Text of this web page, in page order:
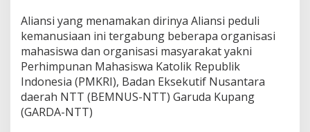
Aliansi yang menamakan dirinya Aliansi peduli
kemanusiaan ini tergabung beberapa organisasi
mahasiswa dan organisasi masyarakat yakni
Perhimpunan Mahasiswa Katolik Republik
Indonesia (PMKRI), Badan Eksekutif Nusantara
daerah NTT (BEMNUS-NTT) Garuda Kupang
(GARDA-NTT)